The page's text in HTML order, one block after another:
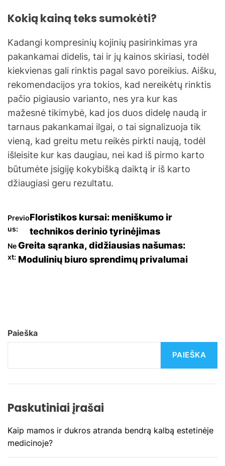
Kokią kainą teks sumokėti?
Kadangi kompresinių kojinių pasirinkimas yra
pakankamai didelis, tai ir jų kainos skiriasi, todėl
kiekvienas gali rinktis pagal savo poreikius. Aišku,
rekomendacijos yra tokios, kad nereikėtų rinktis
pačio pigiausio varianto, nes yra kur kas
mažesnė tikimybė, kad jos duos didelę naudą ir
tarnaus pakankamai ilgai, o tai signalizuoja tik
vieną, kad greitu metu reikės pirkti naują, todėl
išleisite kur kas daugiau, nei kad iš pirmo karto
būtumėte įsigiję kokybišką daiktą ir iš karto
džiaugiasi geru rezultatu.
N
a
v
a
i
a
t
a
Previo
us:
Floristikos kursai: meniškumo ir
technikos derinio tyrinėjimas
Ne
xt:
Greita sąranka, didžiausias našumas:
Modulinių biuro sprendimų privalumai
Paieška
PAIEŠKA
Paskutiniai įrašai
Kaip mamos ir dukros atranda bendrą kalbą estetinėje
medicinoje?